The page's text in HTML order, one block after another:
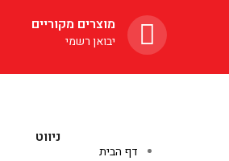
מוצרים מקוריים
יבואן רשמי
ניווט
דף הבית